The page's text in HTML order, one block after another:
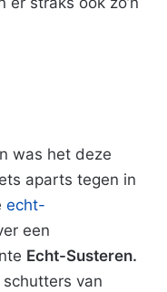
was het deze
aparts tegen in
echt-
een
Echt-Susteren.
van